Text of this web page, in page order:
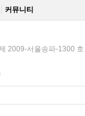
커뮤니티
2009-서울송파-1300 호